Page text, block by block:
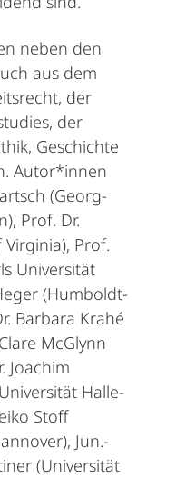
neben den
aus dem
der
der
Geschichte
Autor*innen
(Georg-
Prof. Dr.
Prof.
Universität
(Humboldt-
Barbara Krahé
McGlynn
Joachim
Halle-
Stoff
Jun.-
(Universität